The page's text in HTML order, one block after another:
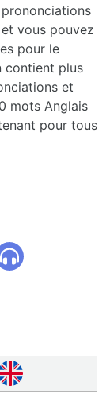
vous pouvez
pour le
contient plus
et
mots Anglais
pour tous